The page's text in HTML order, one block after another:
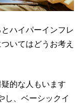
ハイパーインフレ
いてはどうお考え
的な人もいます
し、ベーシックイ